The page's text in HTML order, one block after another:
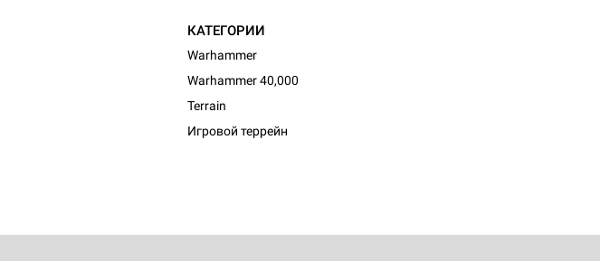
КАТЕГОРИИ
Warhammer
Warhammer 40,000
Terrain
Игровой террейн
Настольная игра Hobby World Монстры
Белая смерть